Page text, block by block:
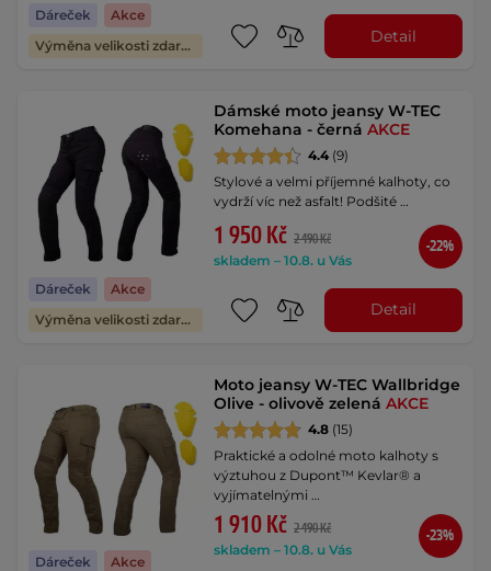
Dáreček
Akce
Výměna velikosti zdarma
Detail
Dáreček
Akce
Výměna velikosti zdarma
Dámské moto jeansy W-TEC
Komehana - černáAKCE
4.4 (9)
Stylové a velmi příjemné kalhoty, co
vydrží víc než asfalt! Podšité …
1 950 Kč 2 490 Kč
skladem – 10.8. u Vás
-22%
Detail
Dáreček
Akce
Moto jeansy W-TEC Wallbridge
Olive - olivově zelenáAKCE
4.8 (15)
Praktické a odolné moto kalhoty s
výztuhou z Dupont™ Kevlar® a
vyjímatelnými …
1 910 Kč 2 490 Kč
skladem – 10.8. u Vás
-23%